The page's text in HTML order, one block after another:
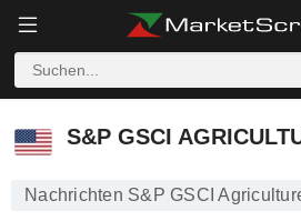
S&P GSCI
Nachrichten S&P GSCI